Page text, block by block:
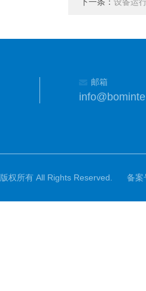
设备运
邮箱
权所有 All Rights Reserved. 备案